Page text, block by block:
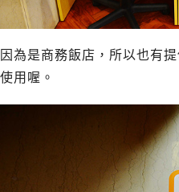
因為是商務飯店，所以也有
使用喔。